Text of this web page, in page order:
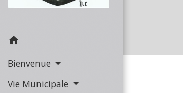
home
Bienvenue
Vie Municipale